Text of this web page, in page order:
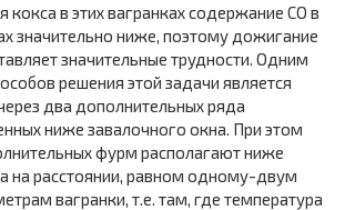
кокса в этих вагранках содержание СО в
значительно ниже, поэтому дожигание
значительные трудности. Одним
решения этой задачи является
два дополнительных ряда
ниже завалочного окна. При этом
фурм располагают ниже
на расстоянии, равном одному-двум
вагранки, т.е. там, где температура